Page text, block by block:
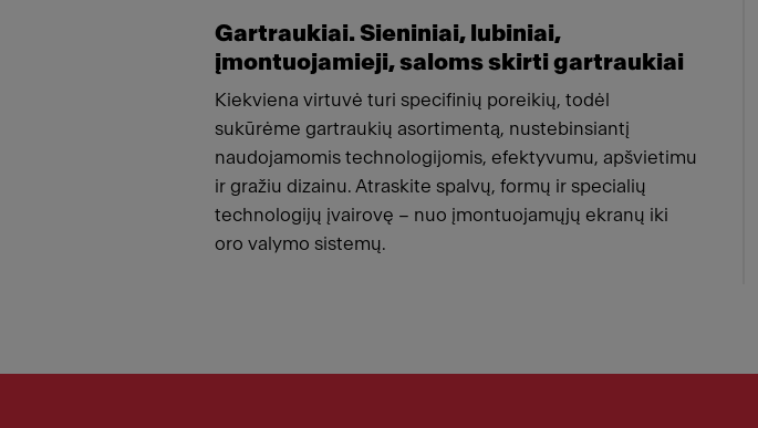
Gartraukiai. Sieniniai, lubiniai,
įmontuojamieji, saloms skirti gartraukiai
Kiekviena virtuvė turi specifinių poreikių, todėl
sukūrėme gartraukių asortimentą, nustebinsiantį
naudojamomis technologijomis, efektyvumu, apšvietimu
ir gražiu dizainu. Atraskite spalvų, formų ir specialių
technologijų įvairovę – nuo įmontuojamųjų ekranų iki
oro valymo sistemų.